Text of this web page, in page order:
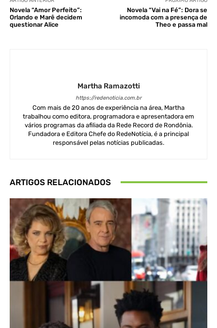
Novela “Amor Perfeito”:
Orlando e Marê decidem
questionar Alice
Novela “Vai na Fé”: Dora se
incomoda com a presença de
Theo e passa mal
Martha Ramazotti
https://redenoticia.com.br
Com mais de 20 anos de experiência na área, Martha
trabalhou como editora, programadora e apresentadora em
vários programas da afiliada da Rede Record de Rondônia.
Fundadora e Editora Chefe do RedeNotícia, é a principal
responsável pelas notícias publicadas.
ARTIGOS RELACIONADOS